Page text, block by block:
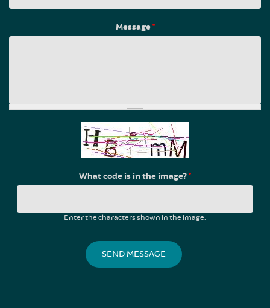
Message*
What code is in the image?*
Enter the characters shown in the image.